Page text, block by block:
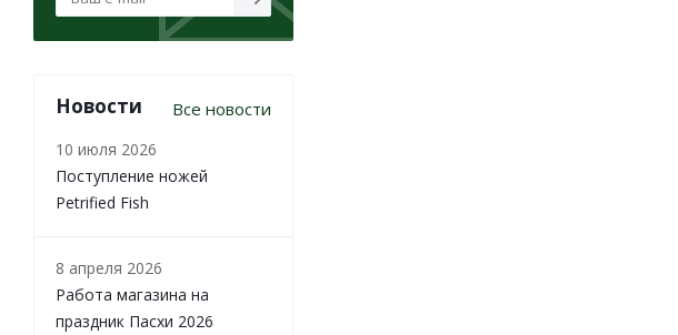
Новости Все новости
10 июля 2026
Поступление ножей
Petrified Fish
8 апреля 2026
Работа магазина на
праздник Пасхи 2026